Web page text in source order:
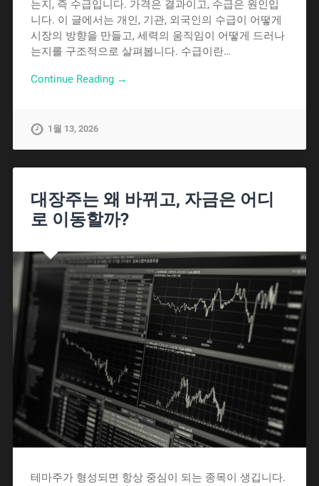
는지, 즉 수급입니다. 가격은 결과이고, 수급은 원인입
니다. 이 글에서는 개인, 기관, 외국인의 수급이 어떻게
시장의 방향을 만들고, 세력의 움직임이 어떻게 드러나
는지를 구조적으로 살펴봅니다. 수급이란…
Continue Reading →
1월 13, 2026
대장주는 왜 바뀌고, 자금은 어디
로 이동할까?
테마주가 형성되면 항상 중심이 되는 종목이 생깁니다.